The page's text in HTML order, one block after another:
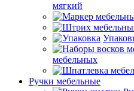
мягкий
мебельных
Ручки мебельные